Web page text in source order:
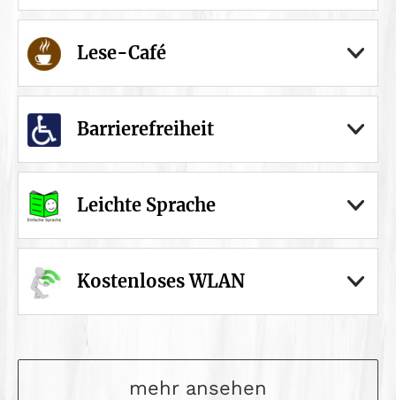
Lese-Café
Barrierefreiheit
Leichte Sprache
Kostenloses WLAN
mehr ansehen